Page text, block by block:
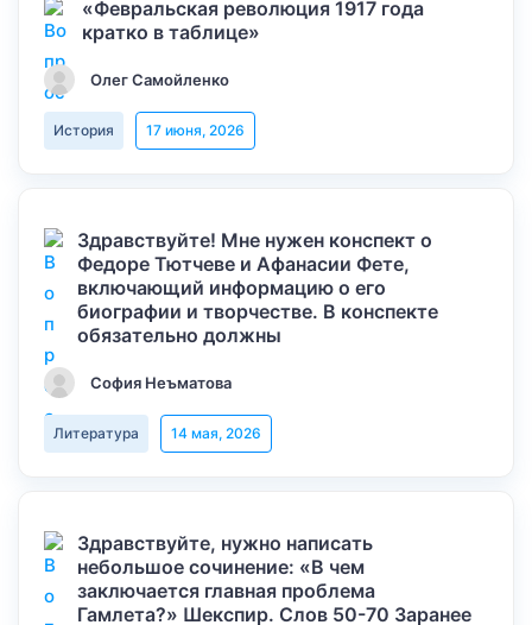
«Февральская революция 1917 года
кратко в таблице»
Олег Самойленко
История 17 июня, 2026
Здравствуйте! Мне нужен конспект о
Федоре Тютчеве и Афанасии Фете,
включающий информацию о его
биографии и творчестве. В конспекте
обязательно должны
София Неъматова
Литература 14 мая, 2026
Здравствуйте, нужно написать
небольшое сочинение: «В чем
заключается главная проблема
Гамлета?» Шекспир. Слов 50-70 Заранее